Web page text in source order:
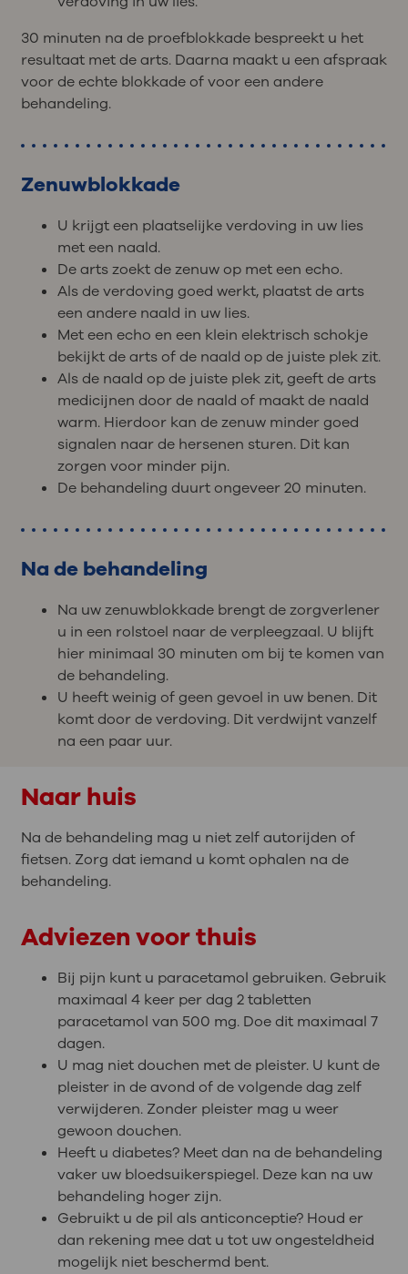
30 minuten na de proefblokkade bespreekt u het
resultaat met de arts. Daarna maakt u een afspraak
voor de echte blokkade of voor een andere
behandeling.
Zenuwblokkade
U krijgt een plaatselijke verdoving in uw lies
met een naald.
De arts zoekt de zenuw op met een echo.
Als de verdoving goed werkt, plaatst de arts
een andere naald in uw lies.
Met een echo en een klein elektrisch schokje
bekijkt de arts of de naald op de juiste plek zit.
Als de naald op de juiste plek zit, geeft de arts
medicijnen door de naald of maakt de naald
warm. Hierdoor kan de zenuw minder goed
signalen naar de hersenen sturen. Dit kan
zorgen voor minder pijn.
De behandeling duurt ongeveer 20 minuten.
Na de behandeling
Na uw zenuwblokkade brengt de zorgverlener
u in een rolstoel naar de verpleegzaal. U blijft
hier minimaal 30 minuten om bij te komen van
de behandeling.
U heeft weinig of geen gevoel in uw benen. Dit
komt door de verdoving. Dit verdwijnt vanzelf
na een paar uur.
Naar huis
Na de behandeling mag u niet zelf autorijden of
fietsen. Zorg dat iemand u komt ophalen na de
behandeling.
Adviezen voor thuis
Bij pijn kunt u paracetamol gebruiken. Gebruik
maximaal 4 keer per dag 2 tabletten
paracetamol van 500 mg. Doe dit maximaal 7
dagen.
U mag niet douchen met de pleister. U kunt de
pleister in de avond of de volgende dag zelf
verwijderen. Zonder pleister mag u weer
gewoon douchen.
Heeft u diabetes? Meet dan na de behandeling
vaker uw bloedsuikerspiegel. Deze kan na uw
behandeling hoger zijn.
Gebruikt u de pil als anticonceptie? Houd er
dan rekening mee dat u tot uw ongesteldheid
mogelijk niet beschermd bent.